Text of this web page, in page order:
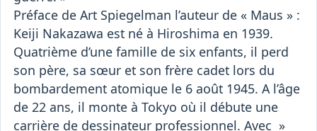
Préface de Art Spiegelman l’auteur de « Maus » :
Keiji Nakazawa est né à Hiroshima en 1939.
Quatrième d’une famille de six enfants, il perd
son père, sa sœur et son frère cadet lors du
bombardement atomique le 6 août 1945. A l’âge
de 22 ans, il monte à Tokyo où il débute une
carrière de dessinateur professionnel. Avec »